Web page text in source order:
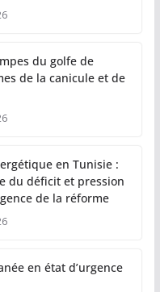
du golfe de
de la canicule et de
en Tunisie :
du déficit et pression
de la réforme
en état d’urgence